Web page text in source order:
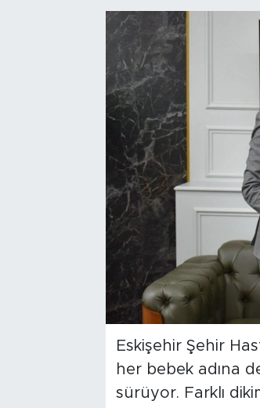
Eskişehir Şehir
her bebek adına
sürüyor. Farklı